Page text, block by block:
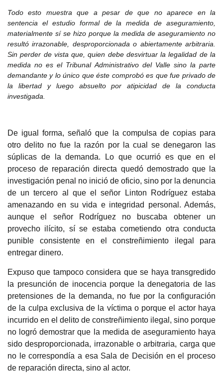
Todo esto muestra que a pesar de que no aparece en la
sentencia el estudio formal de la medida de aseguramiento,
materialmente sí se hizo porque la medida de aseguramiento no
resultó irrazonable, desproporcionada o abiertamente arbitraria.
Sin perder de vista que, quien debe desvirtuar la legalidad de la
medida no es el Tribunal Administrativo del Valle sino la parte
demandante y lo único que éste comprobó es que fue privado de
la libertad y luego absuelto por atipicidad de la conducta
investigada.
De igual forma, señaló que la compulsa de copias para
otro delito no fue la razón por la cual se denegaron las
súplicas de la demanda. Lo que ocurrió es que en el
proceso de reparación directa quedó demostrado que la
investigación penal no inició de oficio, sino por la denuncia
de un tercero al que el señor Linton Rodríguez estaba
amenazando en su vida e integridad personal. Además,
aunque el señor Rodríguez no buscaba obtener un
provecho ilícito, sí se estaba cometiendo otra conducta
punible consistente en el constreñimiento ilegal para
entregar dinero.
Expuso que tampoco considera que se haya transgredido
la presunción de inocencia porque la denegatoria de las
pretensiones de la demanda, no fue por la configuración
de la culpa exclusiva de la víctima o porque el actor haya
incurrido en el delito de constreñimiento ilegal, sino porque
no logró demostrar que la medida de aseguramiento haya
sido desproporcionada, irrazonable o arbitraria, carga que
no le correspondía a esa Sala de Decisión en el proceso
de reparación directa, sino al actor.